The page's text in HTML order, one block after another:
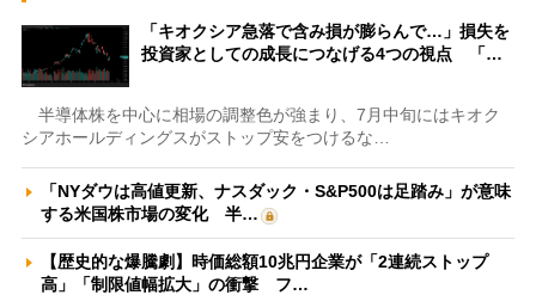
「キオクシア急落で含み損が膨らんで…」損失を
投資家としての成長につなげる4つの視点 「…
半導体株を中心に相場の調整色が強まり、7月中旬にはキオク
シアホールディングスがストップ安をつけるな…
「NYダウは高値更新、ナスダック・S&P500は足踏み」が意味
する米国株市場の変化 半…
【歴史的な爆騰劇】時価総額10兆円企業が「2連続ストップ
高」「制限値幅拡大」の衝撃 フ…